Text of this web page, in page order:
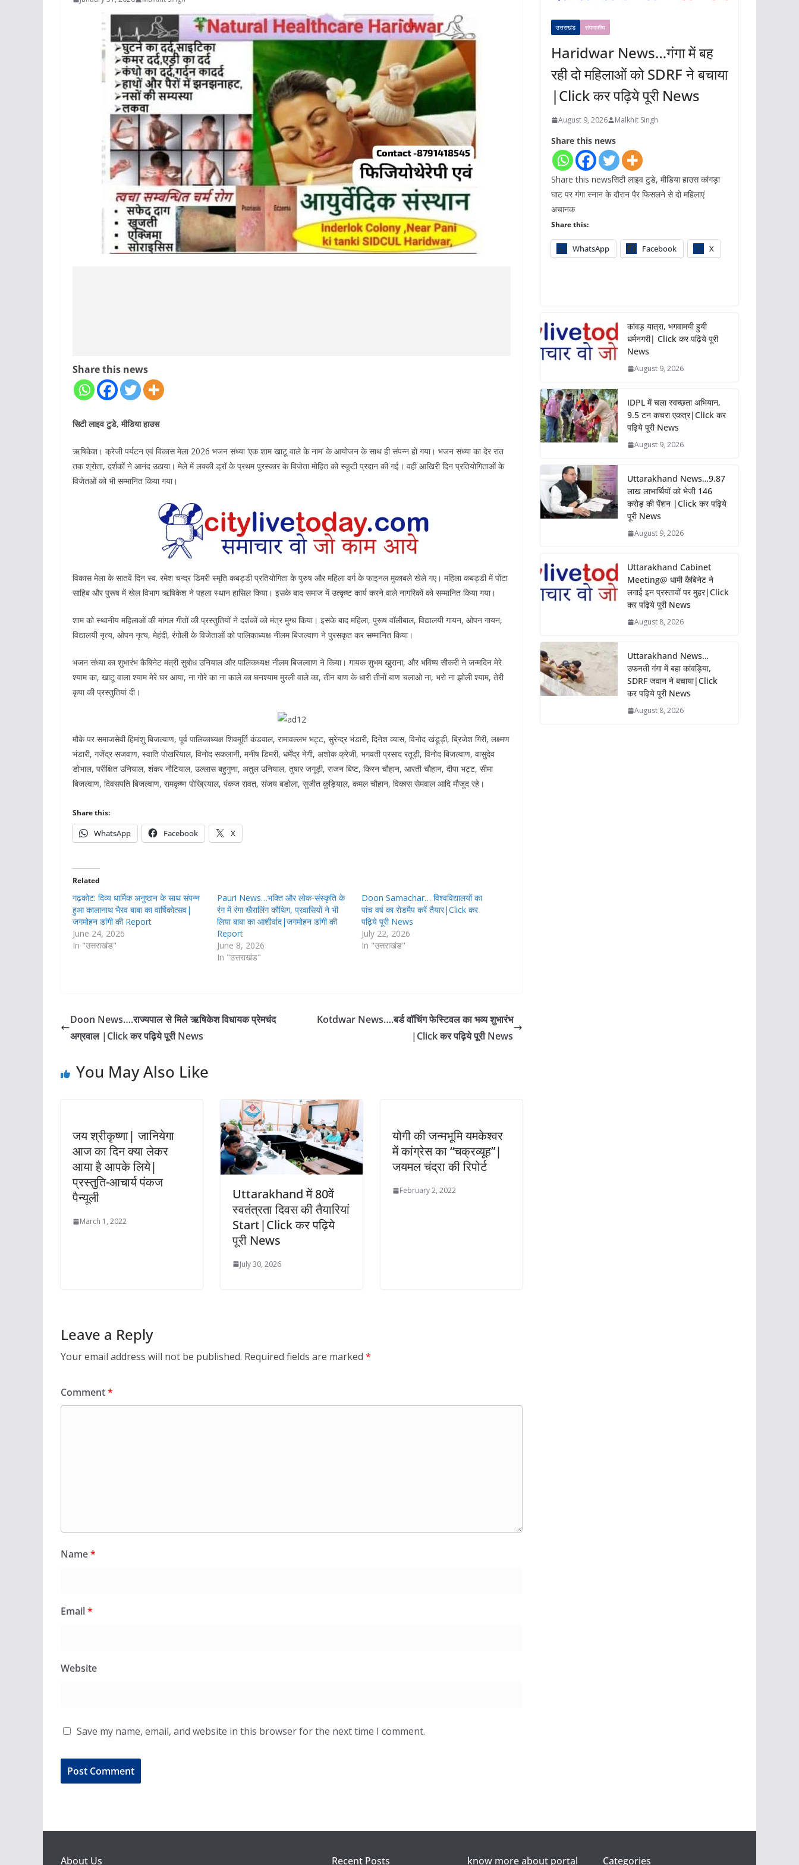
Share this news
सिटी लाइव टुडे, मीडिया हाउस
ऋषिकेश। क्रेजी पर्यटन एवं विकास मेला 2026 भजन संध्या ‘एक शाम खाटू वाले के नाम’ के आयोजन के साथ ही संपन्न हो गया। भजन संध्या का देर रात
तक श्रोता, दर्शकों ने आनंद उठाया। मेले में लक्की ड्रॉ के प्रथम पुरस्कार के विजेता मोहित को स्कूटी प्रदान की गई। वहीं आखिरी दिन प्रतियोगिताओं के
विजेतओं को भी सम्मानित किया गया।
विकास मेला के सातवें दिन स्व. रमेश चन्द्र डिमरी स्मृति कबड्डी प्रतियोगिता के पुरुष और महिला वर्ग के फाइनल मुकाबले खेले गए। महिला कबड्डी में पोंटा
साहिब और पुरूष में खेल विभाग ऋषिकेश ने पहला स्थान हासिल किया। इसके बाद समाज में उत्कृष्ट कार्य करने वाले नागरिकों को सम्मानित किया गया।
शाम को स्थानीय महिलाओं की मांगल गीतों की प्रस्तुतियों ने दर्शकों को मंत्र मुग्ध किया। इसके बाद महिला, पुरूष वॉलीबाल, विद्यालयी गायन, ओपन गायन,
विद्यालयी नृत्य, ओपन नृत्य, मेहंदी, रंगोली के विजेताओं को पालिकाध्यक्ष नीलम बिजल्वाण ने पुरसकृत कर सम्मानित किया।
भजन संध्या का शुभारंभ कैबिनेट मंत्री सुबोध उनियाल और पालिकध्यक्ष नीलम बिजल्वाण ने किया। गायक शुभम खुराना, और भविष्य सीकरी ने जन्मदिन मेरे
श्याम का, खाटू वाला श्याम मेरे घर आया, ना गोरे का ना काले का घनश्याम मुरली वाले का, तीन बाण के धारी तीनों बाण चलाओ ना, भरो ना झोली श्याम, तेरी
कृपा की प्रस्तुतियां दी।
मौके पर समाजसेवी हिमांशु बिजल्वाण, पूर्व पालिकाध्यक्ष शिवमूर्ति कंडवाल, रामावल्लभ भट्ट, सुरेन्द्र भंडारी, दिनेश व्यास, विनोद खंडूड़ी, ब्रिजेश गिरी, लक्ष्मण
भंडारी, गजेंद्र सजवाण, स्वाति पोखरियाल, विनोद सकलानी, मनीष डिमरी, धर्मेंद्र नेगी, अशोक क्रेजी, भगवती प्रसाद रतूड़ी, विनोद बिजल्वाण, वासुदेव
डोभाल, परीक्षित उनियाल, शंकर नौटियाल, उल्लास बहुगुणा, अतुल उनियाल, तुषार जगूड़ी, राजन बिष्ट, किरन चौहान, आरती चौहान, दीपा भट्ट, सीमा
बिजल्वाण, दिवसपति बिजल्वाण, रामकृष्ण पोख्रियाल, पंकज रावत, संजय बडोला, सुजीत कुड़ियाल, कमल चौहान, विकास सेमवाल आदि मौजूद रहे।
Share this:
WhatsApp Facebook X
Related
गढ़कोट: दिव्य धार्मिक अनुष्ठान के साथ संपन्न
हुआ कालानाथ भैरव बाबा का वार्षिकोत्सव|
जगमोहन डांगी की Report
June 24, 2026
In "उत्तराखंड"
Pauri News…भक्ति और लोक-संस्कृति के
रंग में रंगा खैरालिंग कौथिग, प्रवासियों ने भी
लिया बाबा का आशीर्वाद|जगमोहन डांगी की
Report
June 8, 2026
In "उत्तराखंड"
Doon Samachar… विश्वविद्यालयों का
पांच वर्ष का रोडमैप करें तैयार|Click कर
पढ़िये पूरी News
July 22, 2026
In "उत्तराखंड"
Doon News….राज्यपाल से मिले ऋषिकेश विधायक प्रेमचंद
अग्रवाल |Click कर पढ़िये पूरी News
Kotdwar News….बर्ड वॉचिंग फेस्टिवल का भव्य शुभारंभ
|Click कर पढ़िये पूरी News
You May Also Like
जय श्रीकृष्णा| जानियेगा
आज का दिन क्या लेकर
आया है आपके लिये|
प्रस्तुति-आचार्य पंकज
पैन्यूली
March 1, 2022
Uttarakhand में 80वें
स्वतंत्रता दिवस की तैयारियां
Start|Click कर पढ़िये
पूरी News
July 30, 2026
योगी की जन्मभूमि यमकेश्वर
में कांग्रेस का “चक्रव्यूह”|
जयमल चंद्रा की रिपोर्ट
February 2, 2022
Leave a Reply
Your email address will not be published. Required fields are marked *
Comment*
Name*
Email*
Website
Save my name, email, and website in this browser for the next time I comment.
उत्तराखंड संपादकीय
Haridwar News…गंगा में बह
रही दो महिलाओं को SDRF ने बचाया
|Click कर पढ़िये पूरी News
August 9, 2026 Malkhit Singh
Share this news
Share this newsसिटी लाइव टुडे, मीडिया हाउस कांगड़ा
घाट पर गंगा स्नान के दौरान पैर फिसलने से दो महिलाएं
अचानक
Share this:
WhatsApp Facebook X
कांवड़ यात्रा, भगवामयी हुयी
धर्मनगरी| Click कर पढ़िये पूरी
News
August 9, 2026
IDPL में चला स्वच्छता अभियान,
9.5 टन कचरा एकत्र|Click कर
पढ़िये पूरी News
August 9, 2026
Uttarakhand News…9.87
लाख लाभार्थियों को भेजी 146
करोड़ की पेंशन |Click कर पढ़िये
पूरी News
August 9, 2026
Uttarakhand Cabinet
Meeting@ धामी कैबिनेट ने
लगाई इन प्रस्तावों पर मुहर|Click
कर पढ़िये पूरी News
August 8, 2026
Uttarakhand News…
उफनती गंगा में बहा कांवड़िया,
SDRF जवान ने बचाया|Click
कर पढ़िये पूरी News
August 8, 2026
About Us Recent Posts know more about portal Categories